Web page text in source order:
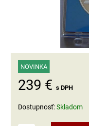
NOVINKA
239 € s DPH
Dostupnosť:Skladom